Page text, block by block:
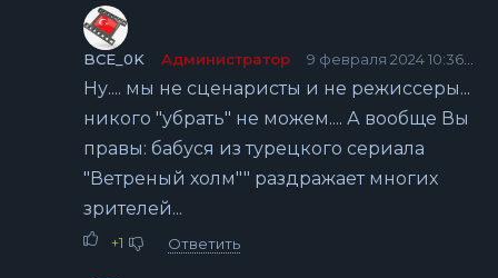
BCE_0K Администратор 9 февраля 2024 10:36
Ну.... мы не сценаристы и не режиссеры...
никого "убрать" не можем.... А вообще Вы
правы: бабуся из турецкого сериала
"Ветреный холм"" раздражает многих
зрителей...
+1 Ответить